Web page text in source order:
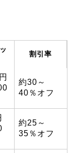
割引率
約30～
40％オフ
約25～
35％オフ